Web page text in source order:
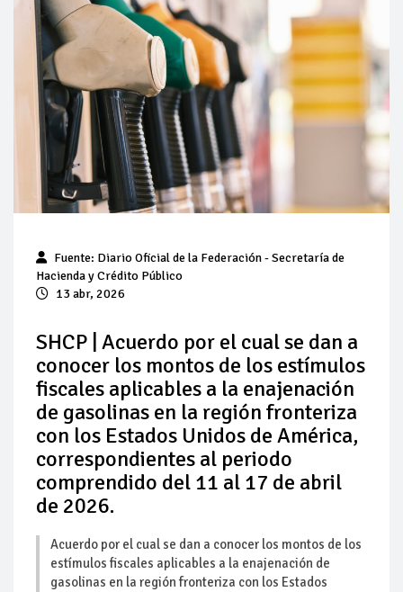
Cautela en el mercado por conversaciones Irán-Omán
mantienen precios al alza
Pierde Pemex 71 millones de pesos al día por
"procesadoras" ilegales
Pacto dispara 83% ventas diésel Pemex
Incertidumbre regulatoria pone a prueba las inversiones de
las Estaciones de Servicio familiares
espera estabilización del mercado
Baja 5% más el precio internacional del crudo por posible
Petróleo continúa su descenso en el mercado internacional
Fuente: Diario Oficial de la Federación - Secretaría de
Hacienda y Crédito Público
13 abr, 2026
SHCP | Acuerdo por el cual se dan a
conocer los montos de los estímulos
fiscales aplicables a la enajenación
de gasolinas en la región fronteriza
con los Estados Unidos de América,
correspondientes al periodo
comprendido del 11 al 17 de abril
de 2026.
Acuerdo por el cual se dan a conocer los montos de los
estímulos fiscales aplicables a la enajenación de
gasolinas en la región fronteriza con los Estados